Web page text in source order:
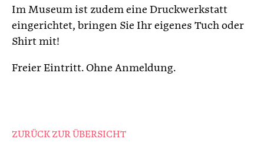
Im Museum ist zudem eine Druckwerkstatt
eingerichtet, bringen Sie Ihr eigenes Tuch oder
Shirt mit!
Freier Eintritt. Ohne Anmeldung.
ZURÜCK ZUR ÜBERSICHT